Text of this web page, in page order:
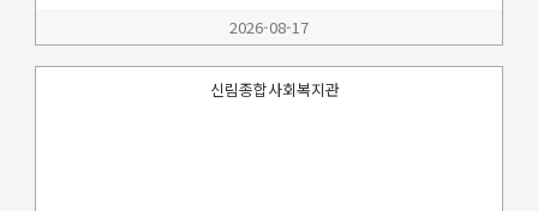
2026-08-17
신림종합사회복지관